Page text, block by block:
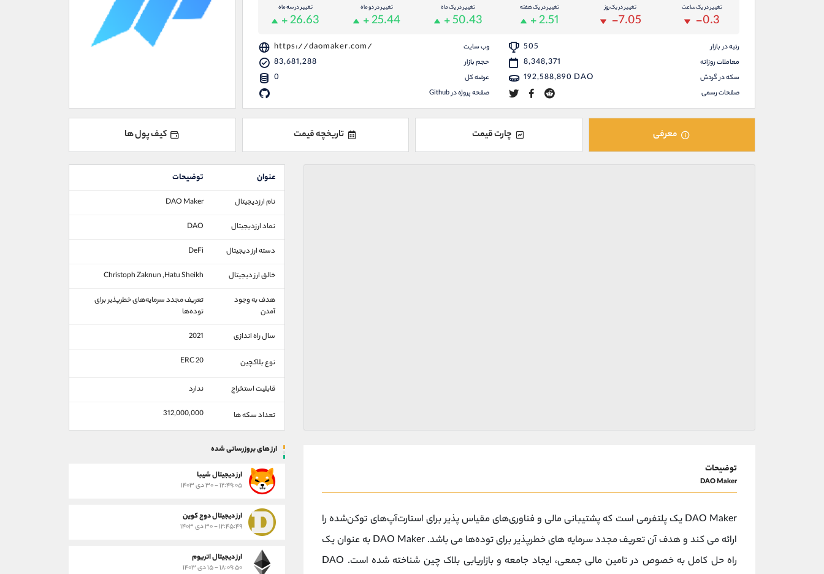
تغییر در یک ساعت
-0.3
تغییر در یک روز
-7.05
تغییر در یک هفته
+ 2.51
تغییر در یک ماه
+ 50.43
تغییر در دو ماه
+ 25.44
تغییر در سه ماه
+ 26.63
رتبه در بازار 505 وب سایت https://daomaker.com/
معاملات روزانه 8,348,371 حجم بازار 83,681,288
سکه در گردش 192,588,890 DAO عرضه کل 0
صفحات رسمی صفحه پروژه در Github
معرفی چارت قیمت تاریخچه قیمت کیف پول ها
عنوان توضیحات
نام ارزدیجیتال
DAO Maker
نماد ارزدیجیتال
DAO
دسته ارز دیجیتال
DeFi
خالق ارز دیجیتال
Christoph Zaknun ,Hatu Sheikh
هدف به وجود
آمدن
تعریف مجدد سرمایه‌های خطرپذیر برای
توده‌ها
سال راه اندازی
2021
نوع بلاکچین ERC 20
قابلیت استخراج ندارد
تعداد سکه ها 312,000,000
توضیحات
DAO Maker
DAO Maker یک پلتفرمی است که پشتیبانی مالی و فناوری‌های مقیاس‌ پذیر برای استارت‌آپ‌های توکن‌شده را
ارائه می کند و هدف آن تعریف مجدد سرمایه‌ های خطرپذیر برای توده‌ها می باشد. DAO Maker به عنوان یک
راه حل کامل به خصوص در تامین مالی جمعی، ایجاد جامعه و بازاریابی بلاک چین شناخته شده است. DAO
ارز های بروزرسانی شده
ارز ديجيتال شیبا
۱۲:۴۹:۰۵ - ۳۰ دی ۱۴۰۳
ارز دیجیتال دوج کوین
۱۲:۴۵:۴۹ - ۳۰ دی ۱۴۰۳
ارز دیجیتال اتریوم
۱۸:۰۹:۵۰ - ۱۵ دی ۱۴۰۳